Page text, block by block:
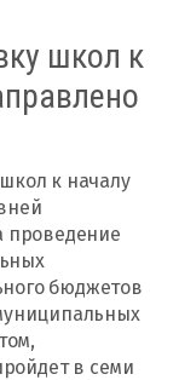
школ к
к началу
проведение
бюджетов
в семи